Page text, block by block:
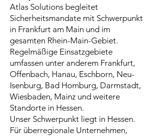
Atlas Solutions begleitet
Sicherheitsmandate mit Schwerpunkt
in Frankfurt am Main und im
gesamten Rhein-Main-Gebiet.
Regelmäßige Einsatzgebiete
umfassen unter anderem Frankfurt,
Offenbach, Hanau, Eschborn, Neu-
Isenburg, Bad Homburg, Darmstadt,
Wiesbaden, Mainz und weitere
Standorte in Hessen.
Unser Schwerpunkt liegt in Hessen.
Für überregionale Unternehmen,